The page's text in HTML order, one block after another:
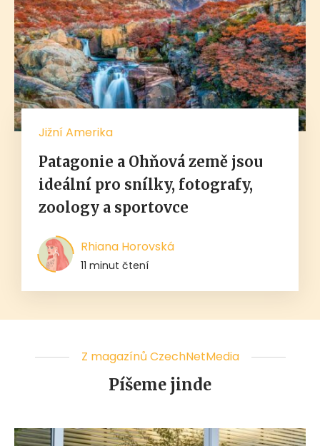
Jižní Amerika
Patagonie a Ohňová země jsou
ideální pro snílky, fotografy,
zoology a sportovce
Rhiana Horovská
11 minut čtení
Z magazínů CzechNetMedia
Píšeme jinde